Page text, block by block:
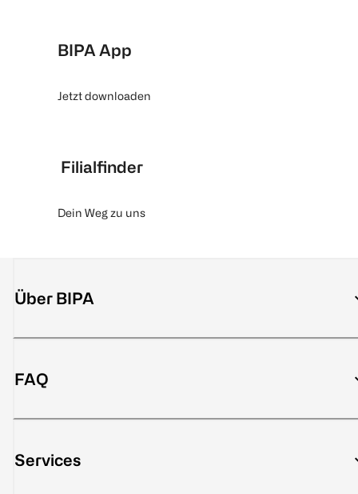
BIPA App
Jetzt downloaden
Filialfinder
Dein Weg zu uns
Über BIPA
FAQ
Services